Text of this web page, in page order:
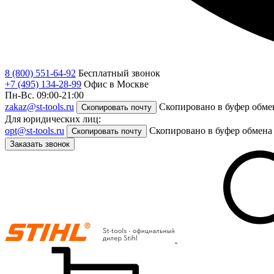
8 (800) 551-64-92 Бесплатный звонок
+7 (495) 134-28-99 Офис в Москве
Пн-Вс. 09:00-21:00
zakaz@st-tools.ru
Скопировать почту
Скопировано в буфер
Для юридических лиц:
opt@st-tools.ru
Скопировать почту Скопировано в буфер обмена
Заказать звонок